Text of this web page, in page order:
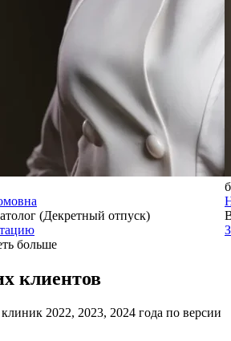
(Декретный отпуск)
больше
клиентов
2022, 2023, 2024 года по версии